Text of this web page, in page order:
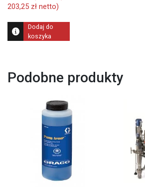
203,25 zł netto)
Dodaj do
koszyka
Podobne produkty